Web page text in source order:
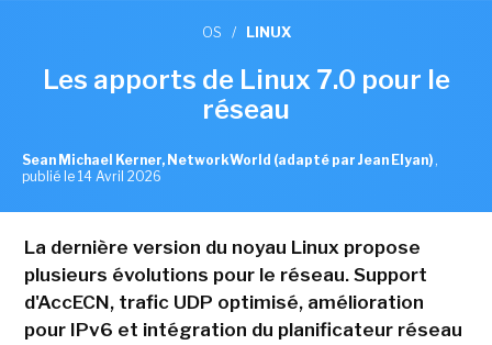
OS / LINUX
Les apports de Linux 7.0 pour le
réseau
Sean Michael Kerner, NetworkWorld (adapté par Jean Elyan) ,
publié le 14 Avril 2026
La dernière version du noyau Linux propose
plusieurs évolutions pour le réseau. Support
d'AccECN, trafic UDP optimisé, amélioration
pour IPv6 et intégration du planificateur réseau